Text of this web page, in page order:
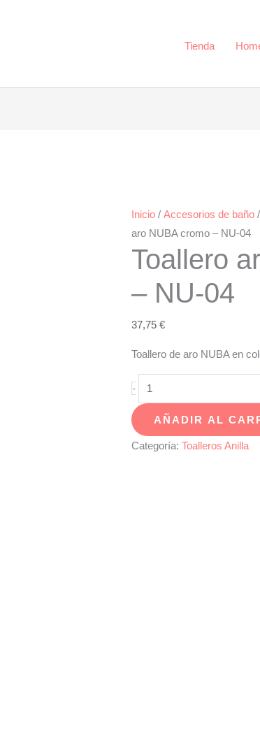
Tienda
Inicio / Accesorios de baño /
aro NUBA cromo – NU-04
Toallero
– NU-04
37,75 €
Toallero de aro NUBA en
-
Toallero
aro
NUBA
cromo
AÑADIR AL
Categoría: Toalleros Anilla
04